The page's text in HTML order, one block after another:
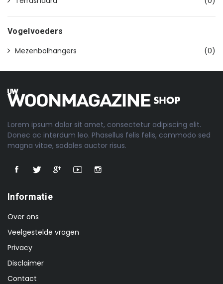
Vogelvoeders
Mezenbolhangers (0)
Lorem ipsum dolor sit amet, consectetur adipiscing elit.
Donec ac interdum leo. Phasellus felis felis, commodo sed
magna vitae, sodales auctor risus.
Informatie
Over ons
Veelgestelde vragen
Privacy
Disclaimer
Contact